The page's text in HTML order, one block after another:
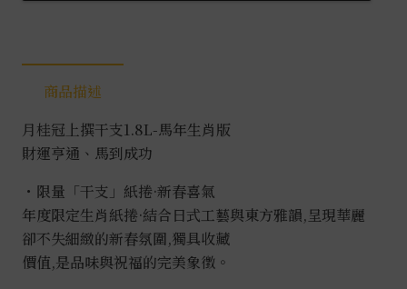
馬
卷
1.8L
數
量
商品描述
月桂冠上撰干支1.8L-馬年生肖版
財運亨通、馬到成功
・限量「干支」紙捲·新春喜氣
年度限定生肖紙捲·結合日式工藝與東方雅韻,呈現華麗
卻不失細緻的新春氛圍,獨具收藏
價值,是品味與祝福的完美象徵。